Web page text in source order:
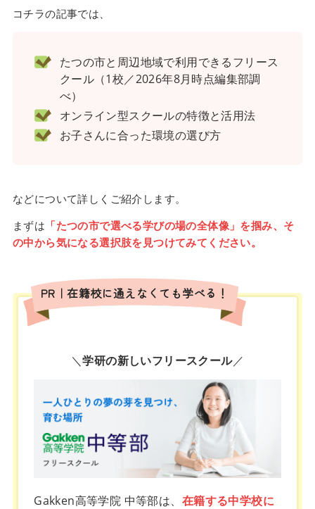
コチラの記事では、
たつの市と周辺地域で利用できるフリース
クール（1校／2026年8月時点編集部調
べ）
オンライン型スクールの特徴と活用法
お子さんに合った環境の選び方
などについて詳しくご紹介します。
まずは 「たつの市で選べる学びの場の全体像」を掴み、そ
の中から気になる選択肢を見つけてみてください。
PR｜在籍校に通えなくても学べる！
＼学研の新しいフリースクール／
Gakken高等学院 中等部は、 在籍する中学校に